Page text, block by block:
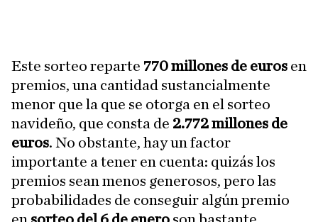
Este sorteo reparte 770 millones de euros en
premios, una cantidad sustancialmente
menor que la que se otorga en el sorteo
navideño, que consta de 2.772 millones de
euros. No obstante, hay un factor
importante a tener en cuenta: quizás los
premios sean menos generosos, pero las
probabilidades de conseguir algún premio